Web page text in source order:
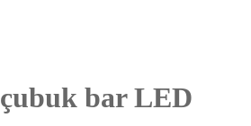
çubuk bar LED